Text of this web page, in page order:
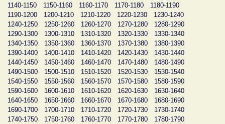
1140-1150
1150-1160 1160-1170 1170-1180
1180-1190
1190-1200
1200-1210 1210-1220 1220-1230
1230-1240
1240-1250
1250-1260 1260-1270 1270-1280
1280-1290
1290-1300
1300-1310 1310-1320 1320-1330
1330-1340
1340-1350
1350-1360 1360-1370 1370-1380
1380-1390
1390-1400
1400-1410 1410-1420 1420-1430
1430-1440
1440-1450
1450-1460 1460-1470 1470-1480
1480-1490
1490-1500
1500-1510 1510-1520 1520-1530
1530-1540
1540-1550
1550-1560 1560-1570 1570-1580
1580-1590
1590-1600
1600-1610 1610-1620 1620-1630
1630-1640
1640-1650
1650-1660 1660-1670 1670-1680
1680-1690
1690-1700
1700-1710 1710-1720 1720-1730
1730-1740
1740-1750
1750-1760 1760-1770 1770-1780
1780-1790